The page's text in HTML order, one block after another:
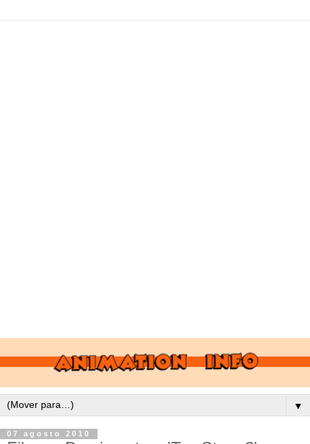
▼
07 agosto 2010